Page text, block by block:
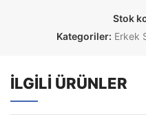
Stok
Kategoriler: Erkek
İLGILI ÜRÜNLER